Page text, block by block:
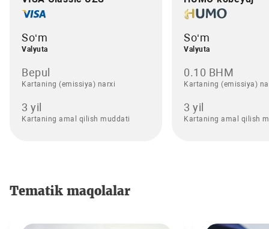
So‘m
Valyuta
Bepul
Kartaning (emissiya) narxi
3 yil
Kartaning amal qilish muddati
So‘m
Valyuta
0.10 BHM
Kartaning (emissiya)
3 yil
Kartaning amal qilish
Tematik maqolalar